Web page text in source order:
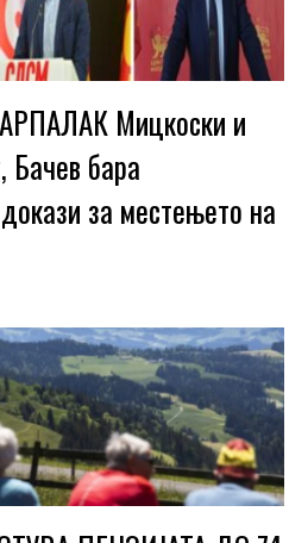
Мицкоски и
Бачев бара
за местењето на